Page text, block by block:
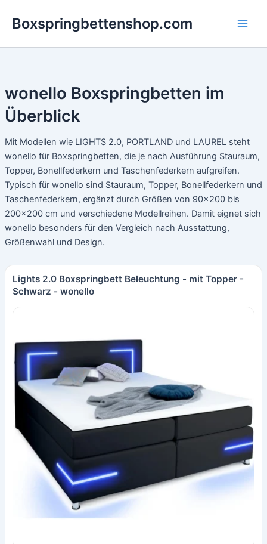
InhaltBoxspringbettenshop.com
wonello Boxspringbetten im
Überblick
Mit Modellen wie LIGHTS 2.0, PORTLAND und LAUREL steht
wonello für Boxspringbetten, die je nach Ausführung Stauraum,
Topper, Bonellfederkern und Taschenfederkern aufgreifen.
Typisch für wonello sind Stauraum, Topper, Bonellfederkern und
Taschenfederkern, ergänzt durch Größen von 90×200 bis
200×200 cm und verschiedene Modellreihen. Damit eignet sich
wonello besonders für den Vergleich nach Ausstattung,
Größenwahl und Design.
Lights 2.0 Boxspringbett Beleuchtung - mit Topper -
Schwarz - wonello